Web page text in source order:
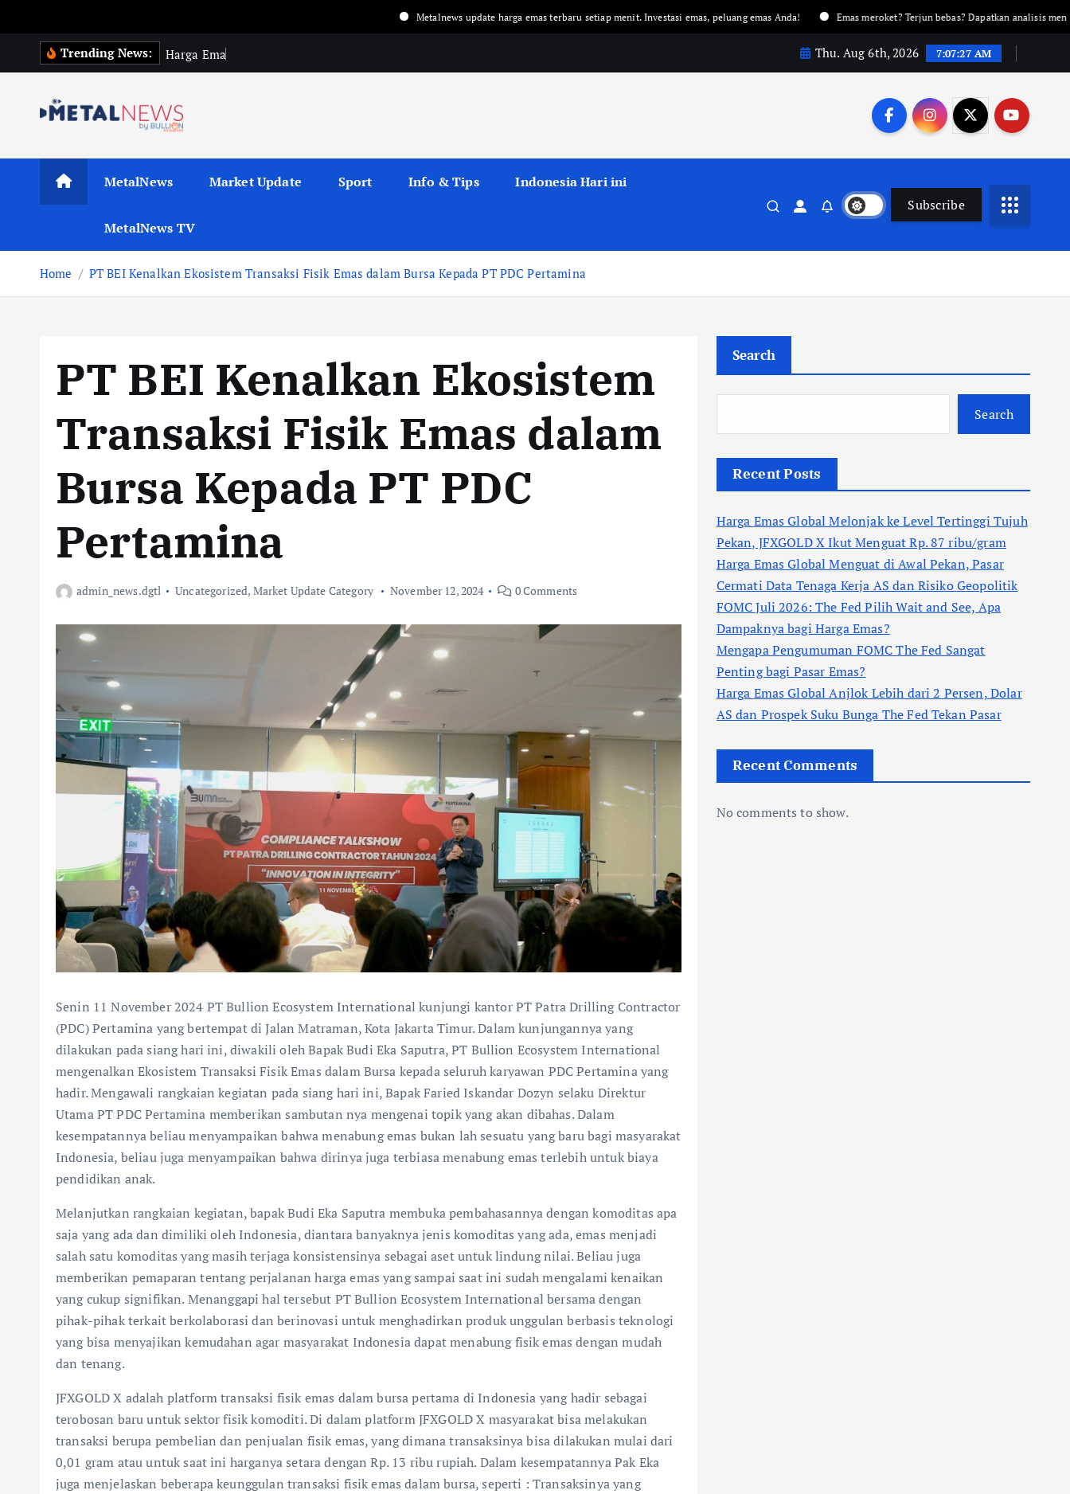
Metalnews update harga emas terbaru setiap menit. Investasi emas, peluang emas Anda! Emas meroket? Terjun bebas? Dapatkan analisis mendalam hanya
Trending News: Harga Ema Thu. Aug 6th, 2026 7:07:28 AM
MetalNews Market Update Sport Info & Tips Indonesia Hari ini
MetalNews TV
Subscribe
Home PT BEI Kenalkan Ekosistem Transaksi Fisik Emas dalam Bursa Kepada PT PDC Pertamina
PT BEI Kenalkan Ekosistem
Transaksi Fisik Emas dalam
Bursa Kepada PT PDC
Pertamina
admin_news.dgtl Uncategorized, Market Update Category November 12, 2024 0 Comments
Senin 11 November 2024 PT Bullion Ecosystem International kunjungi kantor PT Patra Drilling Contractor
(PDC) Pertamina yang bertempat di Jalan Matraman, Kota Jakarta Timur. Dalam kunjungannya yang
dilakukan pada siang hari ini, diwakili oleh Bapak Budi Eka Saputra, PT Bullion Ecosystem International
mengenalkan Ekosistem Transaksi Fisik Emas dalam Bursa kepada seluruh karyawan PDC Pertamina yang
hadir. Mengawali rangkaian kegiatan pada siang hari ini, Bapak Faried Iskandar Dozyn selaku Direktur
Utama PT PDC Pertamina memberikan sambutan nya mengenai topik yang akan dibahas. Dalam
kesempatannya beliau menyampaikan bahwa menabung emas bukan lah sesuatu yang baru bagi masyarakat
Indonesia, beliau juga menyampaikan bahwa dirinya juga terbiasa menabung emas terlebih untuk biaya
pendidikan anak.
Melanjutkan rangkaian kegiatan, bapak Budi Eka Saputra membuka pembahasannya dengan komoditas apa
saja yang ada dan dimiliki oleh Indonesia, diantara banyaknya jenis komoditas yang ada, emas menjadi
salah satu komoditas yang masih terjaga konsistensinya sebagai aset untuk lindung nilai. Beliau juga
memberikan pemaparan tentang perjalanan harga emas yang sampai saat ini sudah mengalami kenaikan
yang cukup signifikan. Menanggapi hal tersebut PT Bullion Ecosystem International bersama dengan
pihak-pihak terkait berkolaborasi dan berinovasi untuk menghadirkan produk unggulan berbasis teknologi
yang bisa menyajikan kemudahan agar masyarakat Indonesia dapat menabung fisik emas dengan mudah
dan tenang.
JFXGOLD X adalah platform transaksi fisik emas dalam bursa pertama di Indonesia yang hadir sebagai
terobosan baru untuk sektor fisik komoditi. Di dalam platform JFXGOLD X masyarakat bisa melakukan
transaksi berupa pembelian dan penjualan fisik emas, yang dimana transaksinya bisa dilakukan mulai dari
0,01 gram atau untuk saat ini harganya setara dengan Rp. 13 ribu rupiah. Dalam kesempatannya Pak Eka
juga menjelaskan beberapa keunggulan transaksi fisik emas dalam bursa, seperti : Transaksinya yang
Search
Search
Recent Posts
Harga Emas Global Melonjak ke Level Tertinggi Tujuh
Pekan, JFXGOLD X Ikut Menguat Rp. 87 ribu/gram
Harga Emas Global Menguat di Awal Pekan, Pasar
Cermati Data Tenaga Kerja AS dan Risiko Geopolitik
FOMC Juli 2026: The Fed Pilih Wait and See, Apa
Dampaknya bagi Harga Emas?
Mengapa Pengumuman FOMC The Fed Sangat
Penting bagi Pasar Emas?
Harga Emas Global Anjlok Lebih dari 2 Persen, Dolar
AS dan Prospek Suku Bunga The Fed Tekan Pasar
Recent Comments
No comments to show.